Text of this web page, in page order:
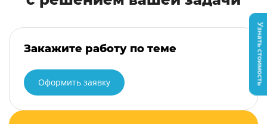
Закажите работу по теме
Оформить заявку Узнать стоимость